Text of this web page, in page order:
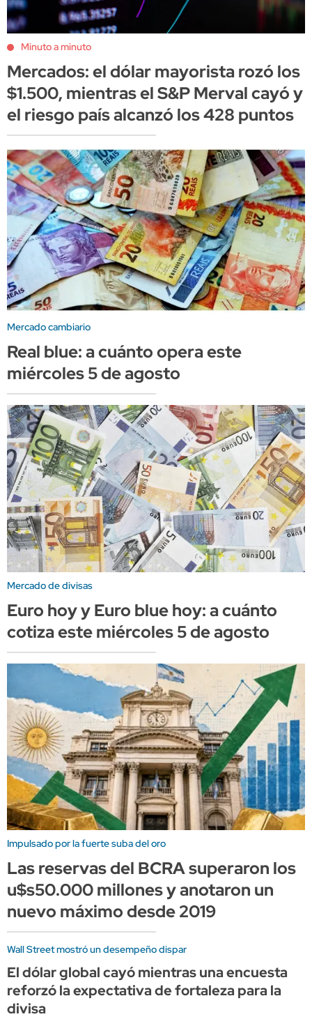
Minuto a minuto
Mercados: el dólar mayorista rozó los
$1.500, mientras el S&P Merval cayó y
el riesgo país alcanzó los 428 puntos
Mercado cambiario
Real blue: a cuánto opera este
miércoles 5 de agosto
Mercado de divisas
Euro hoy y Euro blue hoy: a cuánto
cotiza este miércoles 5 de agosto
Impulsado por la fuerte suba del oro
Las reservas del BCRA superaron los
u$s50.000 millones y anotaron un
nuevo máximo desde 2019
Wall Street mostró un desempeño dispar
El dólar global cayó mientras una encuesta
reforzó la expectativa de fortaleza para la
divisa